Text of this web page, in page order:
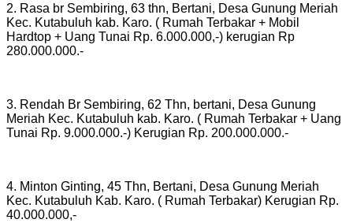
2. Rasa br Sembiring, 63 thn, Bertani, Desa Gunung Meriah
Kec. Kutabuluh kab. Karo. ( Rumah Terbakar + Mobil
Hardtop + Uang Tunai Rp. 6.000.000,-) kerugian Rp
280.000.000.-
3. Rendah Br Sembiring, 62 Thn, bertani, Desa Gunung
Meriah Kec. Kutabuluh kab. Karo. ( Rumah Terbakar + Uang
Tunai Rp. 9.000.000.-) Kerugian Rp. 200.000.000.-
4. Minton Ginting, 45 Thn, Bertani, Desa Gunung Meriah
Kec. Kutabuluh Kab. Karo. ( Rumah Terbakar) Kerugian Rp.
40.000.000,-